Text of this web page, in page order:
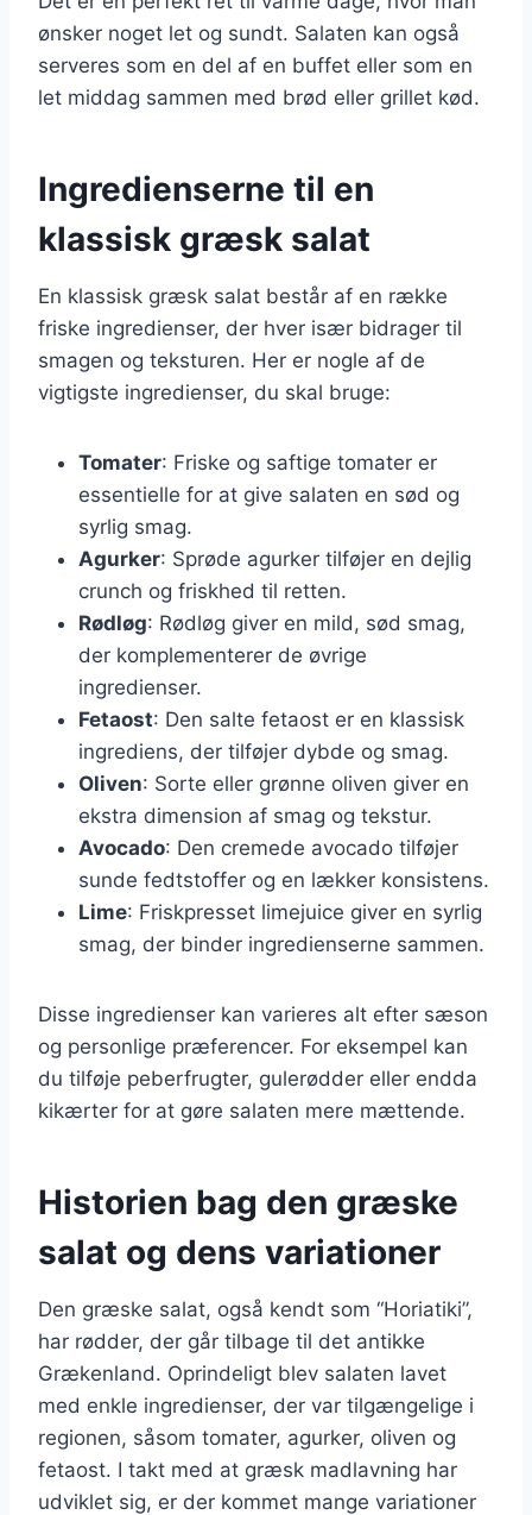
ønsker noget let og sundt. Salaten kan også
serveres som en del af en buffet eller som en
let middag sammen med brød eller grillet kød.
Ingredienserne til en
klassisk græsk salat
En klassisk græsk salat består af en række
friske ingredienser, der hver især bidrager til
smagen og teksturen. Her er nogle af de
vigtigste ingredienser, du skal bruge:
Tomater: Friske og saftige tomater er
essentielle for at give salaten en sød og
syrlig smag.
Agurker: Sprøde agurker tilføjer en dejlig
crunch og friskhed til retten.
Rødløg: Rødløg giver en mild, sød smag,
der komplementerer de øvrige
ingredienser.
Fetaost: Den salte fetaost er en klassisk
ingrediens, der tilføjer dybde og smag.
Oliven: Sorte eller grønne oliven giver en
ekstra dimension af smag og tekstur.
Avocado: Den cremede avocado tilføjer
sunde fedtstoffer og en lækker konsistens.
Lime: Friskpresset limejuice giver en syrlig
smag, der binder ingredienserne sammen.
Disse ingredienser kan varieres alt efter sæson
og personlige præferencer. For eksempel kan
du tilføje peberfrugter, gulerødder eller endda
kikærter for at gøre salaten mere mættende.
Historien bag den græske
salat og dens variationer
Den græske salat, også kendt som “Horiatiki”,
har rødder, der går tilbage til det antikke
Grækenland. Oprindeligt blev salaten lavet
med enkle ingredienser, der var tilgængelige i
regionen, såsom tomater, agurker, oliven og
fetaost. I takt med at græsk madlavning har
udviklet sig, er der kommet mange variationer